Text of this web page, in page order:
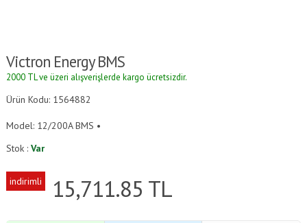
Victron Energy BMS
2000 TL ve üzeri alışverişlerde kargo ücretsizdir.
Ürün Kodu: 1564882
Model: 12/200A BMS •
Stok :Var
indirimli 15,711.85 TL